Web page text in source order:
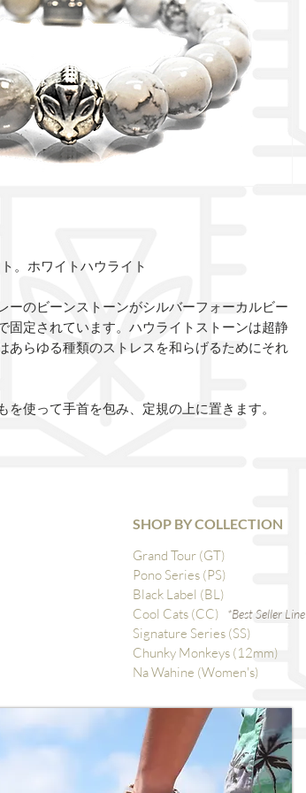
。ホワイトハウライト
ーのビーンストーンがシルバーフォーカルビー
固定されています。ハウライトストーンは超静
あらゆる種類のストレスを和らげるためにそれ
を使って手首を包み、定規の上に置きます。
SHOP BY COLLECTION
Grand Tour (GT)
Pono Series (PS)
Black Label (BL)
Cool Cats (CC)
*Best Seller Line
Signature Series (SS)
Chunky Monkeys (12mm)
Na Wahine (Women's)